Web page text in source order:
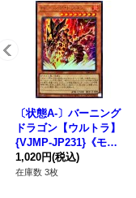
〔状態A-〕バーニング
ドラゴン【ウルトラ】
{VJMP-JP231}《モン
スター》
1,020円(税込)
在庫数 3枚